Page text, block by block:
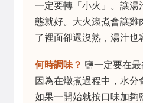
一定要轉「小火」。讓湯
態就好。大火滾煮會讓雞
了裡面卻還沒熟，湯汁也
何時調味？ 鹽一定要在最
因為在燉煮過程中，水分
如果一開始就按口味加夠